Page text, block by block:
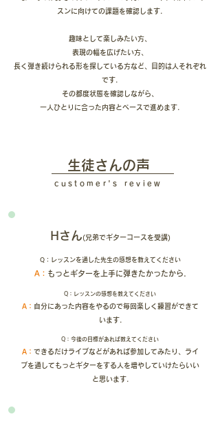
スンに向けての課題を確認します.
趣味として楽しみたい方、
表現の幅を広げたい方、
長く弾き続けられる形を探している方など、目的は人それぞれ
です.
その都度状態を確認しながら、
一人ひとりに合った内容とペースで進めます.
​生徒さんの声
​customer's review
​Hさん (兄弟でギターコースを受講)
Q：レッスンを通した先生の感想を教えてください
A： もっとギターを上手に弾きたかったから.
Q：レッスンの感想を教えてください
A： 自分にあった内容をやるので毎回楽しく練習ができて
います.
Q：今後の目標があれば教えてください
A： できるだけライブなどがあれば参加してみたり、ライ
ブを通してもっとギターをする人を増やしていけたらいい
と思います.